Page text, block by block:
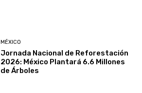
MÉXICO
Jornada Nacional de Reforestación
2026: México Plantará 6.6 Millones
de Árboles